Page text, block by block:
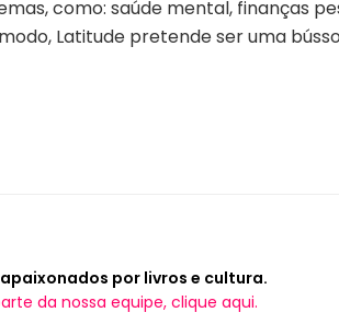
como: saúde mental, finanças
Latitude pretende ser uma
por livros e cultura.
da nossa equipe, clique aqui.